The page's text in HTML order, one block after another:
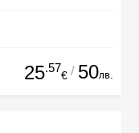
25.57
€ / 50лв.